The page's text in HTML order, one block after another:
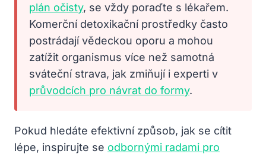
plán očisty, se vždy poraďte s lékařem.
Komerční detoxikační prostředky často
postrádají vědeckou oporu a mohou
zatížit organismus více než samotná
sváteční strava, jak zmiňují i experti v
průvodcích pro návrat do formy.
Pokud hledáte efektivní způsob, jak se cítit
lépe, inspirujte se odbornými radami pro